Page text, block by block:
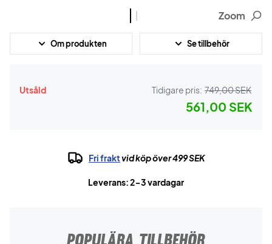
Zoom
Om produkten Se tillbehör
Utsåld Tidigare pris: 749,00 SEK
561,00 SEK
Fri fraktvid köp över 499 SEK
Leverans: 2-3 vardagar
POPULÄRA TILLBEHÖR